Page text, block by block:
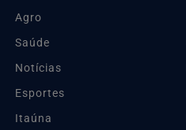
Agro
Saúde
Notícias
Esportes
Itaúna